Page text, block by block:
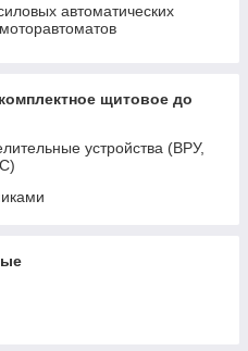
автоматических
щитовое до
устройства (ВРУ,